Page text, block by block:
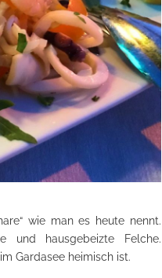
wie man es heute nennt.
und hausgebeizte Felche.
Gardasee heimisch ist.